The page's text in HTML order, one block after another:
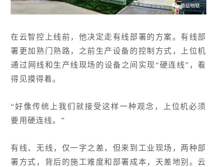
在云智控上线前，他决定走有线部署的方案。有线部
署更加熟门熟路，之前生产设备的控制方式，上位机
通过网线和生产线现场的设备之间实现“硬连线”，看
得见摸得着。
“好像传统上我们就接受这样一种观念，上位机必须
要用硬连线。”
有线、无线，仅一字之差，但来到工业现场，两种部
署方式，背后的施工难度和部署成本，天差地别。云